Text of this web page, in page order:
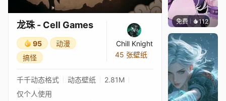
龙珠 - Cell Games
95
动漫
搞怪
Chill Knight
45 张壁纸
千千动态格式 动态壁纸
2.81M
仅个人使用
免费 112渔小小